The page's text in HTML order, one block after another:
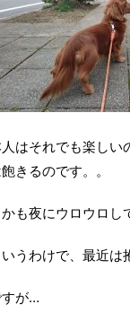
はそれでも楽しい
きるのです。。
かも夜にウロウロ
いうわけで、最近は
すが…